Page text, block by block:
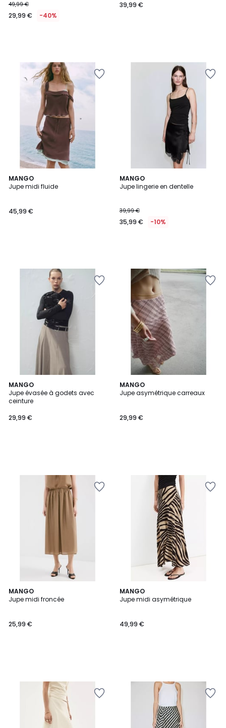
49,99 €
29,99 € -40%
39,99 €
MANGO
Jupe midi fluide
45,99 €
MANGO
Jupe lingerie en dentelle
39,99 €
35,99 € -10%
MANGO
Jupe évasée à godets avec
ceinture
29,99 €
MANGO
Jupe asymétrique carreaux
29,99 €
MANGO
Jupe midi froncée
25,99 €
MANGO
Jupe midi asymétrique
49,99 €